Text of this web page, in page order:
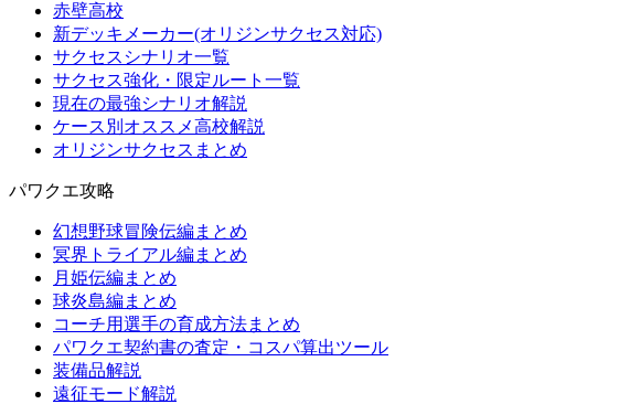
赤壁高校
新デッキメーカー(オリジンサクセス対応)
サクセスシナリオ一覧
サクセス強化・限定ルート一覧
現在の最強シナリオ解説
ケース別オススメ高校解説
オリジンサクセスまとめ
パワクエ攻略
幻想野球冒険伝編まとめ
冥界トライアル編まとめ
月姫伝編まとめ
球炎島編まとめ
コーチ用選手の育成方法まとめ
パワクエ契約書の査定・コスパ算出ツール
装備品解説
遠征モード解説